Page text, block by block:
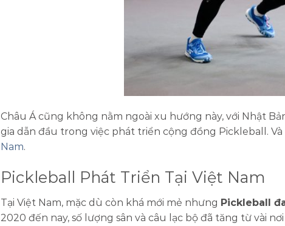
Châu Á cũng không nằm ngoài xu hướng này, với Nhật
gia dẫn đầu trong việc phát triển cộng đồng Pickleball. Và
Nam.
Pickleball Phát Triển Tại Việt Nam
Tại Việt Nam, mặc dù còn khá mới mẻ nhưng Pickleball
2020 đến nay, số lượng sân và câu lạc bộ đã tăng từ vài